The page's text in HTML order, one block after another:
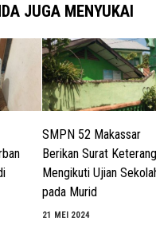
JUGA MENYUKAI
SMPN 52 Makassar
Berikan Surat
Mengikuti Ujian
pada Murid
21 MEI 2024